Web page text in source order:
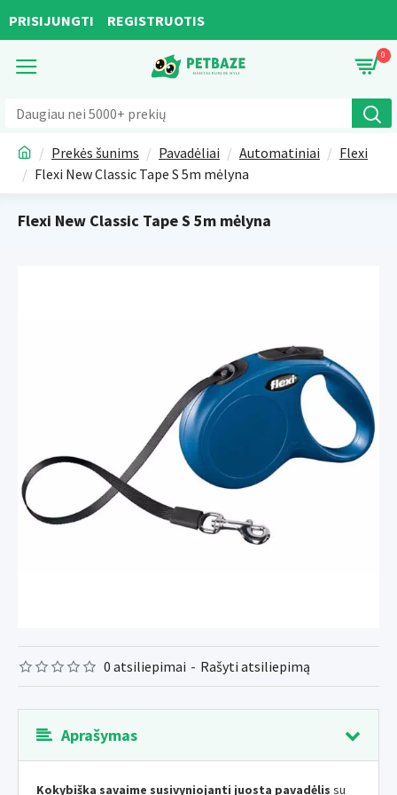
PRISIJUNGTI REGISTRUOTIS
0
Prekės šunims Pavadėliai Automatiniai
Flexi
Flexi New Classic Tape S 5m mėlyna
Flexi New Classic Tape S 5m mėlyna
0 atsiliepimai - Rašyti atsiliepimą
Aprašymas
Kokybiška savaime susivyniojanti juosta pavadėlis su